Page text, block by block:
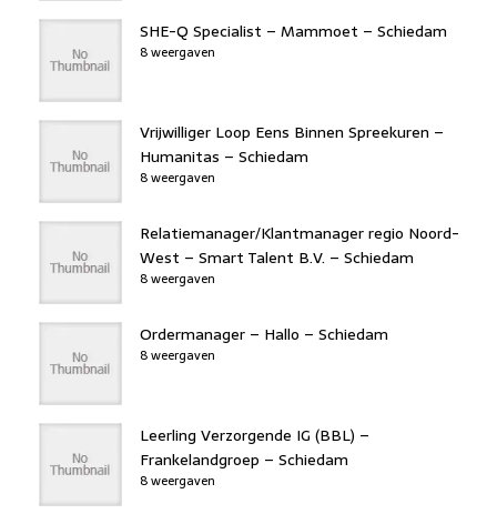
SHE-Q Specialist – Mammoet – Schiedam
8 weergaven
Vrijwilliger Loop Eens Binnen Spreekuren –
Humanitas – Schiedam
8 weergaven
Relatiemanager/Klantmanager regio Noord-
West – Smart Talent B.V. – Schiedam
8 weergaven
Ordermanager – Hallo – Schiedam
8 weergaven
Leerling Verzorgende IG (BBL) –
Frankelandgroep – Schiedam
8 weergaven